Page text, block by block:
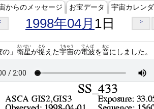
からのメッセージ お宝データ 宇宙カレン
1998年04月 1日 >
」 衛星
えいせい
が捉
とら
えた宇宙
うちゅう
の電波
でんぱ
を音
おと
にしました。